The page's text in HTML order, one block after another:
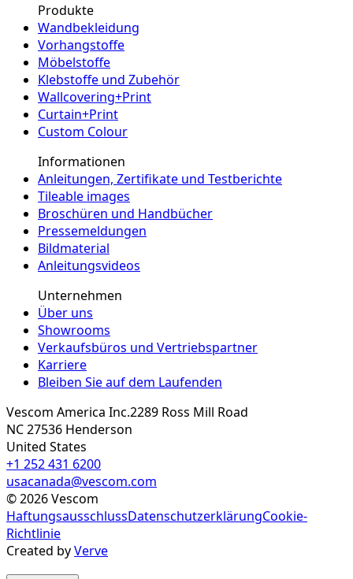
Produkte
Wandbekleidung
Vorhangstoffe
Möbelstoffe
Klebstoffe und Zubehör
Wallcovering+Print
Curtain+Print
Custom Colour
Informationen
Anleitungen, Zertifikate und Testberichte
Tileable images
Broschüren und Handbücher
Pressemeldungen
Bildmaterial
Anleitungsvideos
Unternehmen
Über uns
Showrooms
Verkaufsbüros und Vertriebspartner
Karriere
Bleiben Sie auf dem Laufenden
Vescom America Inc.2289 Ross Mill Road
NC 27536 Henderson
United States
+1 252 431 6200
usacanada@vescom.com
©2026Vescom
HaftungsausschlussDatenschutzerklärungCookie-
Richtlinie
Created byVerve